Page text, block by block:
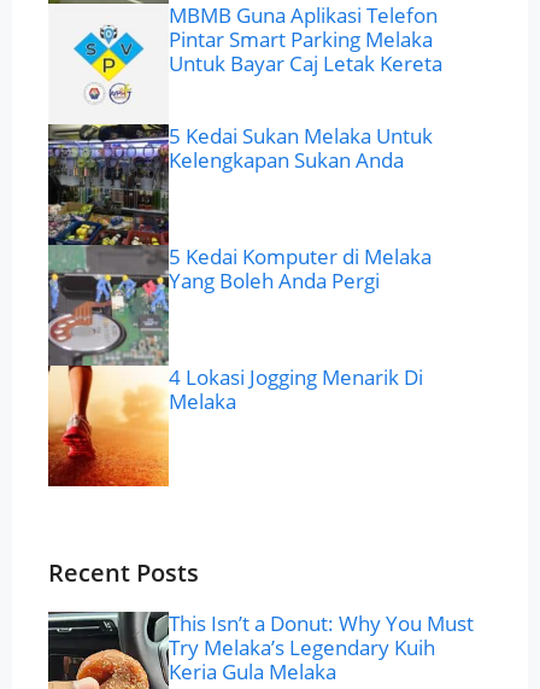
MBMB Guna Aplikasi Telefon
Pintar Smart Parking Melaka
Untuk Bayar Caj Letak Kereta
5 Kedai Sukan Melaka Untuk
Kelengkapan Sukan Anda
5 Kedai Komputer di Melaka
Yang Boleh Anda Pergi
4 Lokasi Jogging Menarik Di
Melaka
Recent Posts
This Isn’t a Donut: Why You Must
Try Melaka’s Legendary Kuih
Keria Gula Melaka